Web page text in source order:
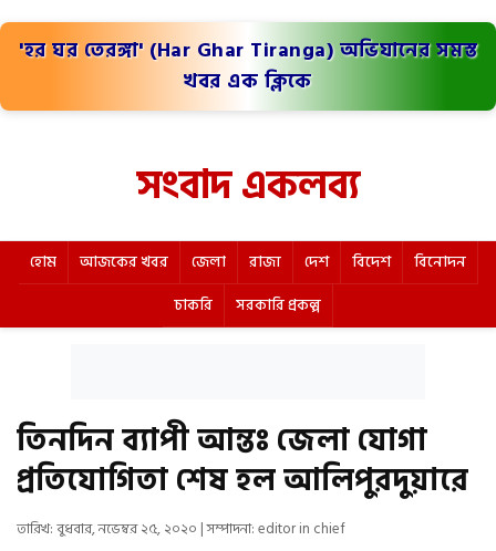
'হর ঘর তেরঙ্গা' (Har Ghar Tiranga) অভিযানের সমস্ত
খবর এক ক্লিকে
সংবাদ একলব্য
হোম আজকের খবর জেলা রাজ্য দেশ বিদেশ
বিনোদন
চাকরি
সরকারি প্রকল্প
তিনদিন ব্যাপী আন্তঃ জেলা যোগা
প্রতিযোগিতা শেষ হল আলিপুরদুয়ারে
তারিখ: বুধবার, নভেম্বর ২৫, ২০২০ | সম্পাদনা: editor in chief